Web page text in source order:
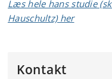
Læs hele hans studie
Hauschultz) her
Kontakt